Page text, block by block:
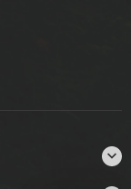
